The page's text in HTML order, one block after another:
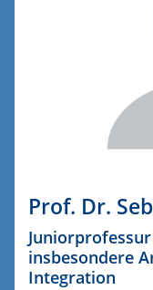
Prof. Dr.
insbesondere
Integration